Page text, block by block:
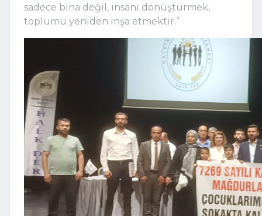
sadece bina değil, insanı dönüştürmek,
toplumu yeniden inşa etmektir.”